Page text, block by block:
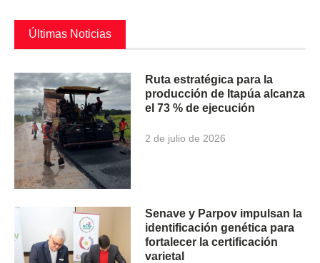
Últimas Noticias
Ruta estratégica para la
producción de Itapúa alcanza
el 73 % de ejecución
2 de julio de 2026
Senave y Parpov impulsan la
identificación genética para
fortalecer la certificación
varietal